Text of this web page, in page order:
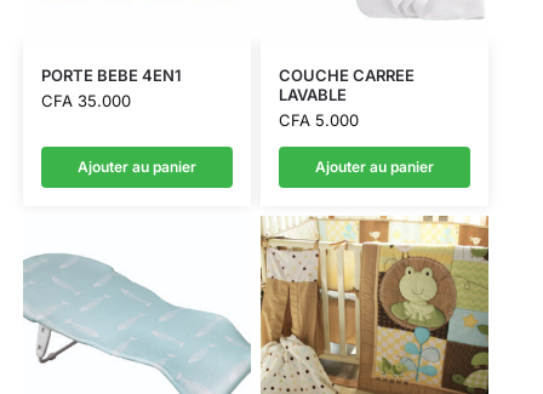
PORTE BEBE 4EN1
CFA35.000
Ajouter au panier
COUCHE CARREE
LAVABLE
CFA5.000
Ajouter au panier